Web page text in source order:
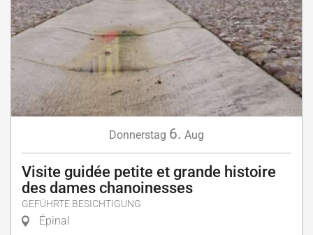
Donnerstag 6. Aug
Visite guidée petite et grande histoire
des dames chanoinesses
GEFÜHRTE BESICHTIGUNG
Épinal